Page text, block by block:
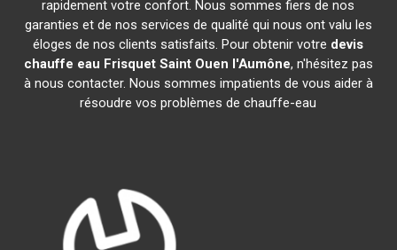
rapidement votre confort. Nous sommes fiers de nos
garanties et de nos services de qualité qui nous ont valu les
éloges de nos clients satisfaits. Pour obtenir votre devis
chauffe eau Frisquet Saint Ouen l'Aumône, n'hésitez pas
à nous contacter. Nous sommes impatients de vous aider à
résoudre vos problèmes de chauffe-eau